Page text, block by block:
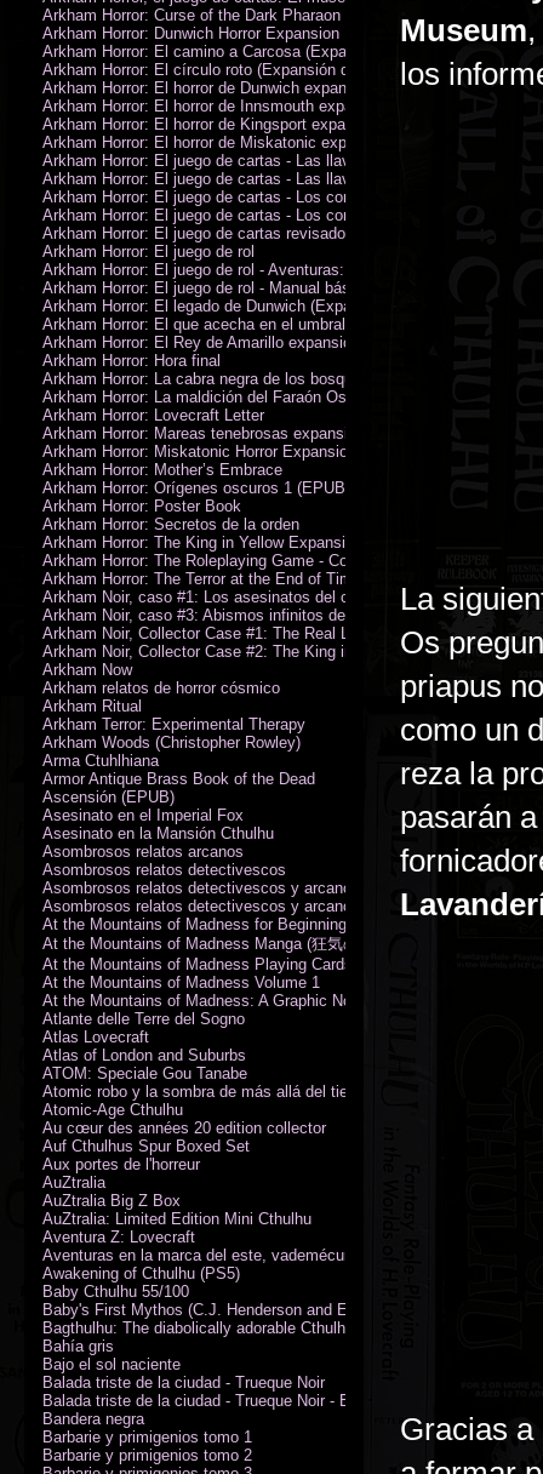
Museum
los
La
Os
priapus
como un
reza la
pasarán
Gracias
Arkham Horror: Curse of the Dark Pharaon Expansion
Arkham Horror: Dunwich Horror Expansion
Arkham Horror: El camino a Carcosa (Expansión de investigadores)
Arkham Horror: El círculo roto (Expansión de investigadores)
Arkham Horror: El horror de Dunwich expansión
Arkham Horror: El horror de Innsmouth expansión
Arkham Horror: El horror de Kingsport expansión
Arkham Horror: El horror de Miskatonic expansión
Arkham Horror: El juego de cartas - Las llaves escarlata - Campaña
Arkham Horror: El juego de cartas - Las llaves escarlata -
Arkham Horror: El juego de cartas - Los confines de la tierra -
Arkham Horror: El juego de cartas - Los confines de la tierra -
Arkham Horror: El juego de cartas revisado
Arkham Horror: El juego de rol
Arkham Horror: El juego de rol - Aventuras: Misterios de Arkham
Arkham Horror: El juego de rol - Manual básico
Arkham Horror: El legado de Dunwich (Expansión de investigadores)
Arkham Horror: El que acecha en el umbral expansión
Arkham Horror: El Rey de Amarillo expansión
Arkham Horror: Hora final
Arkham Horror: La cabra negra de los bosques expansión
Arkham Horror: La maldición del Faraón Oscuro expansión (revisada)
Arkham Horror: Lovecraft Letter
Arkham Horror: Mareas tenebrosas expansión
Arkham Horror: Miskatonic Horror Expansion
Arkham Horror: Mother’s Embrace
Arkham Horror: Orígenes oscuros 1 (EPUB)
Arkham Horror: Poster Book
Arkham Horror: Secretos de la orden
Arkham Horror: The King in Yellow Expansion
Arkham Horror: The Roleplaying Game - Core Rulebook (PDF)
Arkham Horror: The Terror at the End of Time
Arkham Noir, caso #1: Los asesinatos del culto de la bruja
Arkham Noir, caso #3: Abismos infinitos de oscuridad
Arkham Noir, Collector Case #1: The Real Leeds
Arkham Noir, Collector Case #2: The King in Yellow
Arkham Now
Arkham relatos de horror cósmico
Arkham Ritual
Arkham Terror: Experimental Therapy
Arkham Woods (Christopher Rowley)
Arma Ctuhlhiana
Armor Antique Brass Book of the Dead
Ascensión (EPUB)
Asesinato en el Imperial Fox
Asesinato en la Mansión Cthulhu
Asombrosos relatos arcanos
Asombrosos relatos detectivescos
Asombrosos relatos detectivescos y arcanos
Asombrosos relatos detectivescos y arcanos
At the Mountains of Madness for Beginning Readers
At the Mountains of Madness Manga (狂気の山脈)
At the Mountains of Madness Playing Cards
At the Mountains of Madness Volume 1
At the Mountains of Madness: A Graphic Novel
Atlante delle Terre del Sogno
Atlas Lovecraft
Atlas of London and Suburbs
ATOM: Speciale Gou Tanabe
Atomic robo y la sombra de más allá del tiempo
Atomic-Age Cthulhu
Au cœur des années 20 edition collector
Auf Cthulhus Spur Boxed Set
Aux portes de l'horreur
AuZtralia
AuZtralia Big Z Box
AuZtralia: Limited Edition Mini Cthulhu
Aventura Z: Lovecraft
Aventuras en la marca del este, vademécum de campaña
Awakening of Cthulhu (PS5)
Baby Cthulhu 55/100
Baby's First Mythos (C.J. Henderson and Erica Henderson)
Bagthulhu: The diabolically adorable Cthulhu plushie dicebag
Bahía gris
Bajo el sol naciente
Balada triste de la ciudad - Trueque Noir
Balada triste de la ciudad - Trueque Noir - Edición de coleccionista
Bandera negra
Barbarie y primigenios tomo 1
Barbarie y primigenios tomo 2